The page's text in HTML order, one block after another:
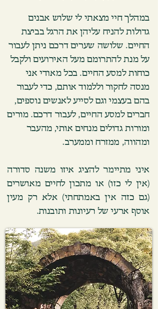
במהלך חיי מצאתי לי שלוש אבנים
גדולות להניח עליהן את הרגל בביצת
החיים. שלושה שערים דרכם ניתן לעבור
על מנת להתרומם מעל האירועים ולקבל
כוחות למסע החיים. בכל מאודי אני
מנסה לחקור וללמוד אותם, כדי לעבור
בהם בעצמי וגם לסייע לאנשים נוספים,
חברים למסע החיים, לעבור דרכם. מורים
ומורות גדולים מנחים אותי, מהעבר
ומהווה, ממזרח וממערב.
איני מתיימר להציג איזו משנה סדורה
(אין לי כזו) או מתכון לחיים מאושרים
(גם כזה אין באמתחתי) אלא רק מעין
אוסף ארעי של רעיונות ותובנות.